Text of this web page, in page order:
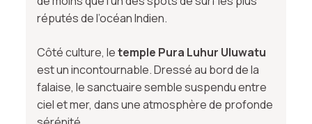
réputés de l’océan Indien.
Côté culture, letemple Pura Luhur Uluwatu
est un incontournable. Dressé au bord de la
falaise, le sanctuaire semble suspendu entre
ciel et mer, dans une atmosphère de profonde